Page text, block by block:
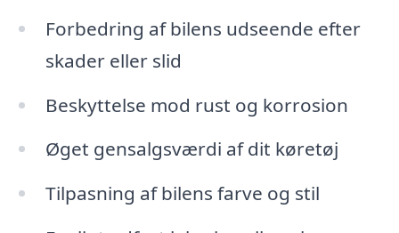
Forbedring af bilens udseende efter
skader eller slid
Beskyttelse mod rust og korrosion
Øget gensalgsværdi af dit køretøj
Tilpasning af bilens farve og stil